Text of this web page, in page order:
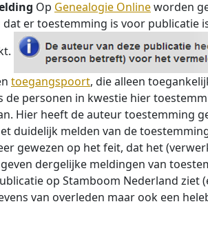
Op Genealogie Onlineworden
er toestemming is voor publicatie
toegangspoort, die alleen
de personen in kwestie hier
Hier heeft de auteur toestemming
duidelijk melden van de
gewezen op het feit, dat het
dergelijke meldingen van
op Stamboom Nederland ziet
van overleden maar ook een